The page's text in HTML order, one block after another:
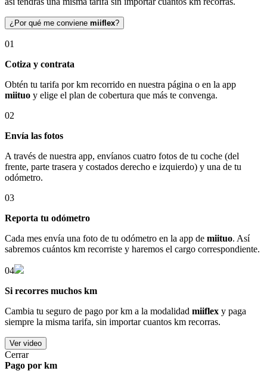
¿Por qué me conviene miiflex?
01
Cotiza y contrata
Obtén tu tarifa por km recorrido en nuestra página o en la app
miituo y elige el plan de cobertura que más te convenga.
02
Envía las fotos
A través de nuestra app, envíanos cuatro fotos de tu coche (del
frente, parte trasera y costados derecho e izquierdo) y una de tu
odómetro.
03
Reporta tu odómetro
Cada mes envía una foto de tu odómetro en la app de miituo. Así
sabremos cuántos km recorriste y haremos el cargo correspondiente.
04
Si recorres muchos km
Cambia tu seguro de pago por km a la modalidad miiflex y paga
siempre la misma tarifa, sin importar cuantos km recorras.
Ver video
Cerrar
Pago por km